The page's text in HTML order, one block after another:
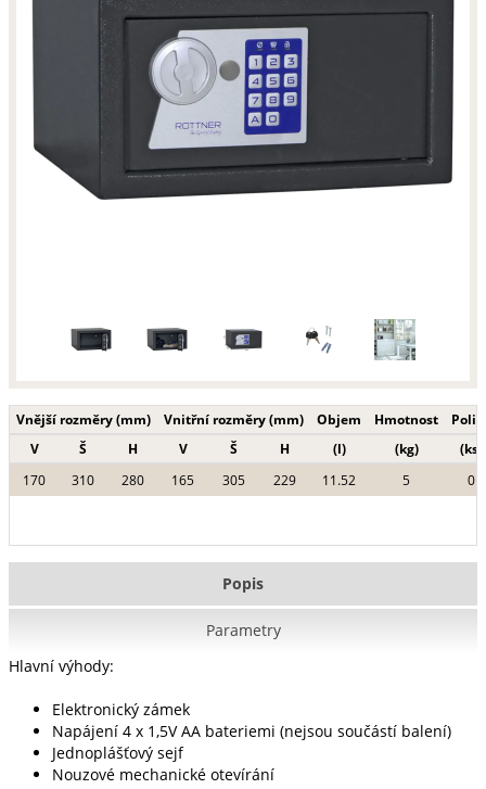
Vnější rozměry (mm) Vnitřní rozměry (mm) Objem Hmotnost
V
Š H V Š H (l) (kg)
(ks)
170
310 280 165 305 229 11.52 5 0
Popis
Parametry
Hlavní výhody:
Elektronický zámek
Napájení 4 x 1,5V AA bateriemi (nejsou součástí balení)
Jednoplášťový sejf
Nouzové mechanické otevírání